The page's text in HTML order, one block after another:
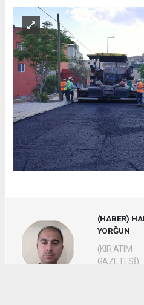
(HABER)
YORĞUN
(KIR'ATIM
GAZETESİ)